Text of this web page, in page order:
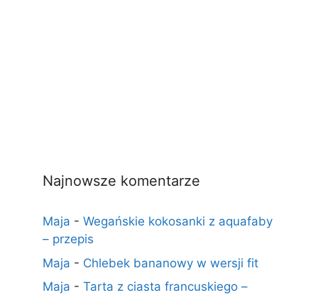
Najnowsze komentarze
Maja - Wegańskie kokosanki z aquafaby
– przepis
Maja - Chlebek bananowy w wersji fit
Maja - Tarta z ciasta francuskiego –